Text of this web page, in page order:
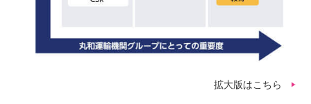
拡大版はこちら